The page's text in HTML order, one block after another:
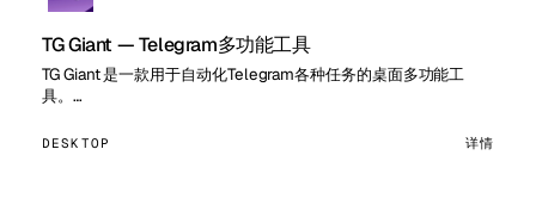
TG Giant — Telegram多功能工具
TG Giant 是一款用于自动化Telegram各种任务的桌面多功能工
具。…
DESKTOP 详情